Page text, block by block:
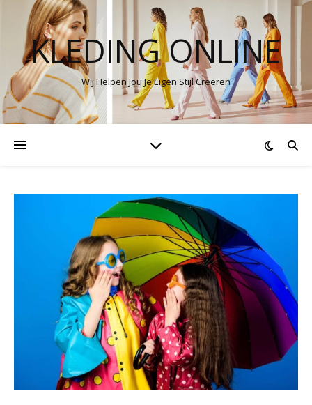
KLEDING ONLINE
Wij Helpen Jou Je Eigen Stijl Creëren